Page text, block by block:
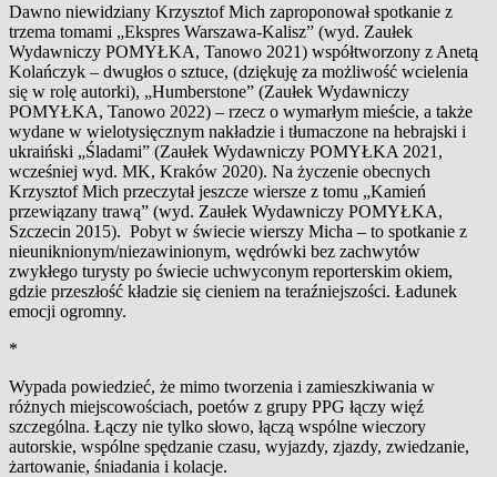
Dawno niewidziany Krzysztof Mich zaproponował spotkanie z
trzema tomami „Ekspres Warszawa-Kalisz” (wyd. Zaułek
Wydawniczy POMYŁKA, Tanowo 2021) współtworzony z Anetą
Kolańczyk – dwugłos o sztuce, (dziękuję za możliwość wcielenia
się w rolę autorki), „Humberstone” (Zaułek Wydawniczy
POMYŁKA, Tanowo 2022) – rzecz o wymarłym mieście, a także
wydane w wielotysięcznym nakładzie i tłumaczone na hebrajski i
ukraiński „Śladami” (Zaułek Wydawniczy POMYŁKA 2021,
wcześniej wyd. MK, Kraków 2020). Na życzenie obecnych
Krzysztof Mich przeczytał jeszcze wiersze z tomu „Kamień
przewiązany trawą” (wyd. Zaułek Wydawniczy POMYŁKA,
Szczecin 2015). Pobyt w świecie wierszy Micha – to spotkanie z
nieuniknionym/niezawinionym, wędrówki bez zachwytów
zwykłego turysty po świecie uchwyconym reporterskim okiem,
gdzie przeszłość kładzie się cieniem na teraźniejszości. Ładunek
emocji ogromny.
*
Wypada powiedzieć, że mimo tworzenia i zamieszkiwania w
różnych miejscowościach, poetów z grupy PPG łączy więź
szczególna. Łączy nie tylko słowo, łączą wspólne wieczory
autorskie, wspólne spędzanie czasu, wyjazdy, zjazdy, zwiedzanie,
żartowanie, śniadania i kolacje.